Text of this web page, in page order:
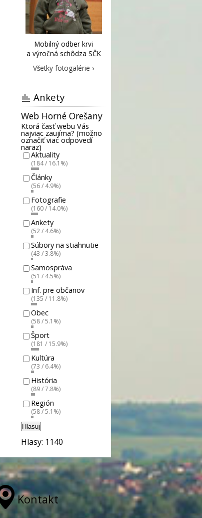
Mobilný odber krvi
a výročná schôdza SČK
Všetky fotogalérie ›
Ankety
Web Horné Orešany
Ktorá časť webu Vás
najviac zaujíma? (možno
označiť viac odpovedí
naraz)
Aktuality
(184 / 16.1%)
Články
(56 / 4.9%)
Fotografie
(160 / 14.0%)
Ankety
(52 / 4.6%)
Súbory na stiahnutie
(43 / 3.8%)
Samospráva
(51 / 4.5%)
Inf. pre občanov
(135 / 11.8%)
Obec
(58 / 5.1%)
Šport
(181 / 15.9%)
Kultúra
(73 / 6.4%)
História
(89 / 7.8%)
Región
(58 / 5.1%)
Hlasuj
Hlasy: 1140
Kontakt